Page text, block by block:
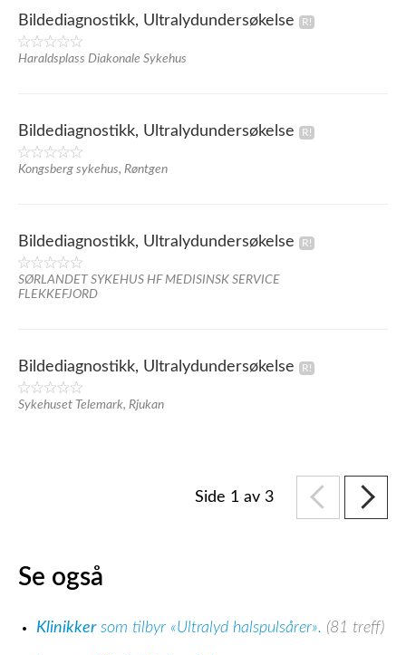
Bildediagnostikk, Ultralydundersøkelse
Haraldsplass Diakonale Sykehus
Bildediagnostikk, Ultralydundersøkelse
Kongsberg sykehus, Røntgen
Bildediagnostikk, Ultralydundersøkelse
SØRLANDET SYKEHUS HF MEDISINSK SERVICE
FLEKKEFJORD
Bildediagnostikk, Ultralydundersøkelse
Sykehuset Telemark, Rjukan
Side 1 av 3
Se også
Klinikkersom tilbyr «Ultralyd halspulsårer». (81 treff)